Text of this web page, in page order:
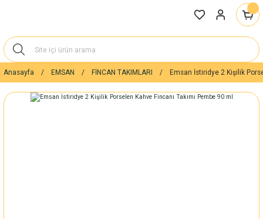
Anasayfa EMSAN FİNCAN TAKIMLARI Emsan İstiridye 2 Kişilik